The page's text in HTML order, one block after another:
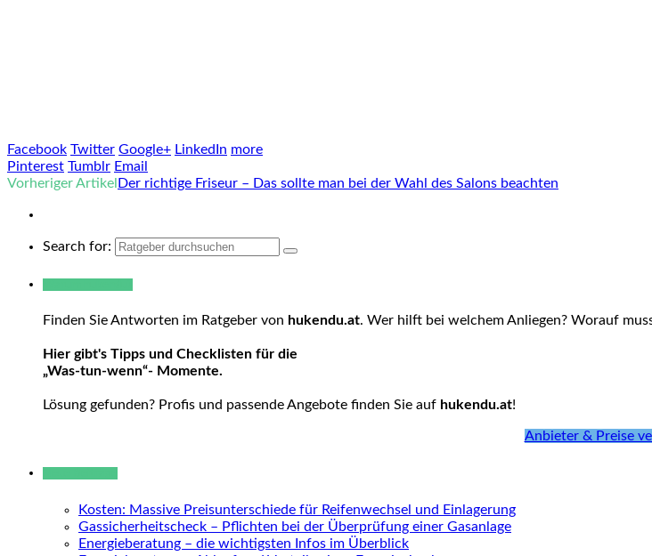
Facebook Twitter Google+ LinkedIn more
Pinterest Tumblr Email
Vorheriger Artikel Der richtige Friseur – Das sollte man bei der Wahl des Salons beachten
Search for:
Finden Sie Antworten im Ratgeber von hukendu.at. Wer hilft bei welchem Anliegen? Worauf
Hier gibt's Tipps und Checklisten für die
„Was-tun-wenn“- Momente.
Lösung gefunden? Profis und passende Angebote finden Sie auf hukendu.at!
Anbieter & Preise
Kosten: Massive Preisunterschiede für Reifenwechsel und Einlagerung
Gassicherheitscheck – Pflichten bei der Überprüfung einer Gasanlage
Energieberatung – die wichtigsten Infos im Überblick